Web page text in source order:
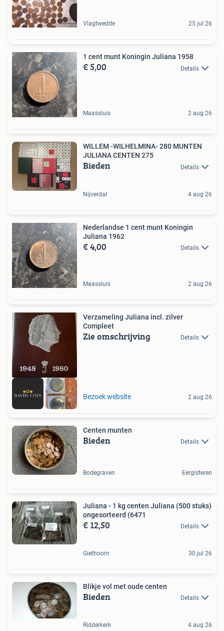
Vlagtwedde 25 jul 26
1 cent munt Koningin Juliana 1958
€ 5,00 Details
Maassluis 2 aug 26
WILLEM -WILHELMINA- 280 MUNTEN
JULIANA CENTEN 275
Bieden Details
Nijverdal 4 aug 26
Nederlandse 1 cent munt Koningin
Juliana 1962
€ 4,00 Details
Maassluis 2 aug 26
Verzameling Juliana incl. zilver
Compleet
Zie omschrijving Details
Bezoek website 2 aug 26
Centen munten
Bieden Details
Bodegraven Eergisteren
Juliana - 1 kg centen Juliana (500 stuks)
ongesorteerd (6471
€ 12,50 Details
Giethoorn 30 jul 26
Blikje vol met oude centen
Bieden Details
Ridderkerk 4 aug 26